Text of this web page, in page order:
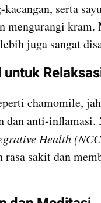
serta
mengurangi
juga sangat
chamomile,
dan anti-
Health
rasa sakit dan